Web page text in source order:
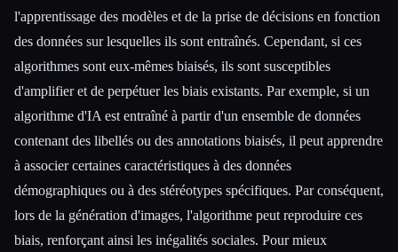
l'apprentissage des modèles et de la prise de décisions en fonction
des données sur lesquelles ils sont entraînés. Cependant, si ces
algorithmes sont eux-mêmes biaisés, ils sont susceptibles
d'amplifier et de perpétuer les biais existants. Par exemple, si un
algorithme d'IA est entraîné à partir d'un ensemble de données
contenant des libellés ou des annotations biaisés, il peut apprendre
à associer certaines caractéristiques à des données
démographiques ou à des stéréotypes spécifiques. Par conséquent,
lors de la génération d'images, l'algorithme peut reproduire ces
biais, renforçant ainsi les inégalités sociales. Pour mieux